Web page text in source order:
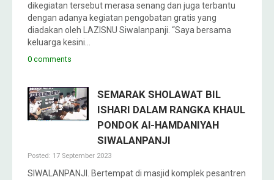
dikegiatan tersebut merasa senang dan juga terbantu
dengan adanya kegiatan pengobatan gratis yang
diadakan oleh LAZISNU Siwalanpanji. “Saya bersama
keluarga kesini…
0 comments
SEMARAK SHOLAWAT BIL
ISHARI DALAM RANGKA KHAUL
PONDOK Al-HAMDANIYAH
SIWALANPANJI
Posted: 17 September 2023
SIWALANPANJI. Bertempat di masjid komplek pesantren